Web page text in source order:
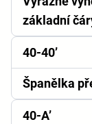
základní
40-40’
Španělka
40-A’